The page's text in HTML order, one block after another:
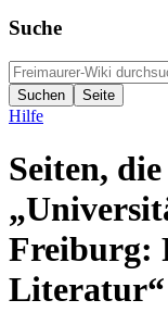
Suche
Hilfe
Seiten,
Freiburg: